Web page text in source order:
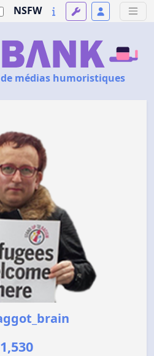
NSFW
médias humoristiques
1,530